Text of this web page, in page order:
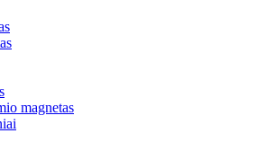
magnetas